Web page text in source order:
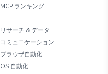
MCP ランキング
リサーチ & データ
コミュニケーション
ブラウザ自動化
OS 自動化